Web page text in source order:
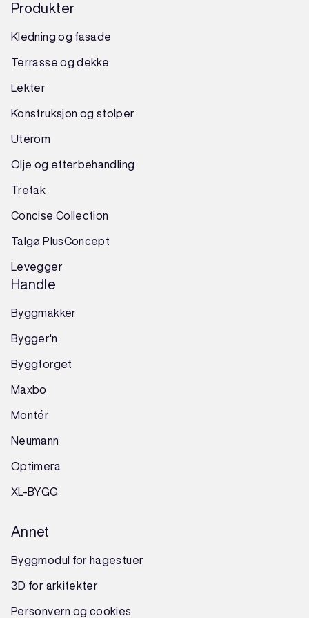
Produkter
Kledning og fasade
Terrasse og dekke
Lekter
Konstruksjon og stolper
Uterom
Olje og etterbehandling
Tretak
Concise Collection
Talgø PlusConcept
Levegger
Handle
Byggmakker
Bygger'n
Byggtorget
Maxbo
Montér
Neumann
Optimera
XL-BYGG
Annet
Byggmodul for hagestuer
3D for arkitekter
Personvern og cookies